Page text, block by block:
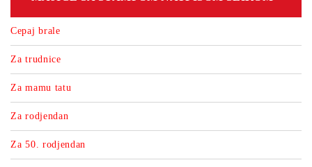
Cepaj brale
Za trudnice
Za mamu tatu
Za rodjendan
Za 50. rodjendan